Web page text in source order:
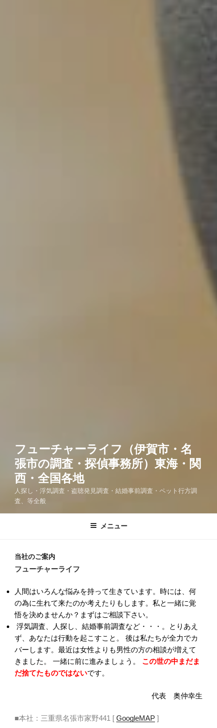
フューチャーライフ（伊賀市・名
張市の調査・探偵事務所）東海・関
西・全国各地
人探し・浮気調査・盗聴発見調査・結婚事前調査・ペット行方調
査、等全般
メニュー
当社のご案内
フューチャーライフ
人間はいろんな悩みを持って生きています。時には、何
の為に生れて来たのか考えたりもします。私と一緒に覚
悟を決めませんか？まずはご相談下さい。
浮気調査、人探し、結婚事前調査など・・・。とりあえ
ず、あなたは行動を起こすこと。 後は私たちが全力でカ
バーします。最近は女性よりも男性の方の相談が増えて
きました。 一緒に前に進みましょう。 この世の中まだま
だ捨てたものではないです。
代表 奥仲幸生
■本社：三重県名張市家野441 [ GoogleMAP ]